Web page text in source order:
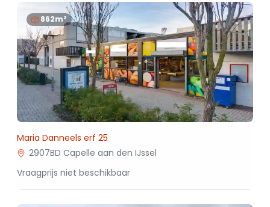
862m²
Maria Danneels erf 25
2907BD Capelle aan den IJssel
Vraagprijs niet beschikbaar